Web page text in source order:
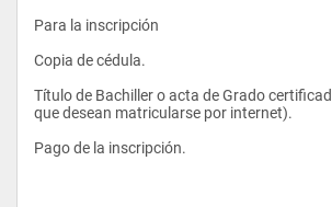
Para la inscripción
Copia de cédula.
Título de Bachiller o acta de Grado
que desean matricularse por internet).
Pago de la inscripción.